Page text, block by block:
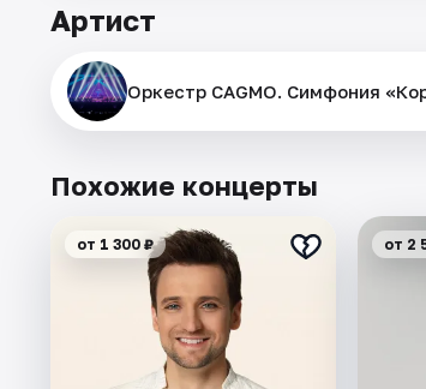
Артист
Оркестр CAGMO. Симфония
Похожие концерты
от 1 300 ₽ от 2